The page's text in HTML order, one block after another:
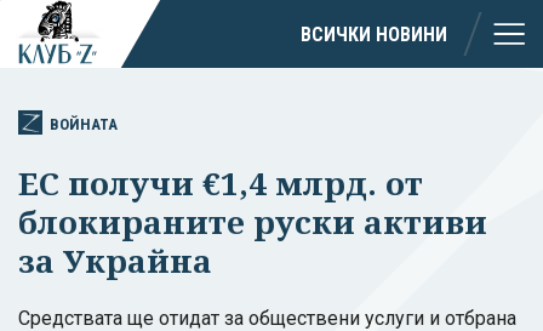
ВСИЧКИ НОВИНИ
ВОЙНАТА
ЕС получи €1,4 млрд. от
блокираните руски активи
за Украйна
Средствата ще отидат за обществени услуги и отбрана